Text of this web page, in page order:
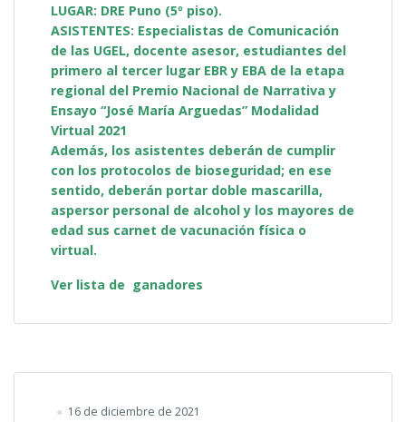
LUGAR: DRE Puno (5º piso).
ASISTENTES: Especialistas de Comunicación
de las UGEL, docente asesor, estudiantes del
primero al tercer lugar EBR y EBA de la etapa
regional del Premio Nacional de Narrativa y
Ensayo “José María Arguedas” Modalidad
Virtual 2021
Además, los asistentes deberán de cumplir
con los protocolos de bioseguridad; en ese
sentido, deberán portar doble mascarilla,
aspersor personal de alcohol y los mayores de
edad sus carnet de vacunación física o
virtual.
Ver lista de ganadores
16 de diciembre de 2021